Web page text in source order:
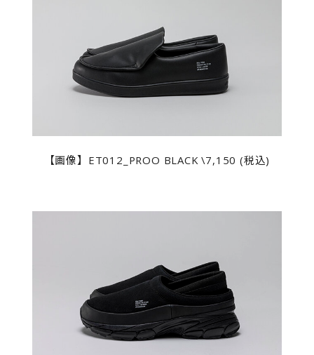
【画像】ET012_PROO BLACK \7,150 (税込)